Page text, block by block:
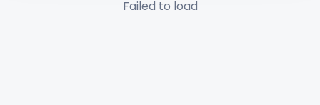
Failed to load